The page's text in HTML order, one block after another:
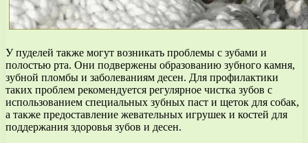
У пуделей также могут возникать проблемы с зубами и
полостью рта. Они подвержены образованию зубного камня,
зубной пломбы и заболеваниям десен. Для профилактики
таких проблем рекомендуется регулярное чистка зубов с
использованием специальных зубных паст и щеток для собак,
а также предоставление жевательных игрушек и костей для
поддержания здоровья зубов и десен.